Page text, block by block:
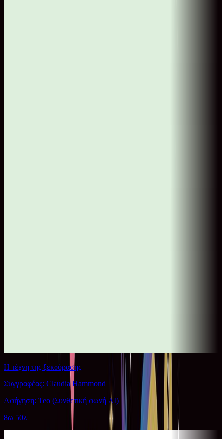
Η τέχνη της ξεκούρασης
Συγγραφέας: Claudia Hammond
Αφήγηση: Teo (Συνθετική φωνή AI)
8ω 50λ